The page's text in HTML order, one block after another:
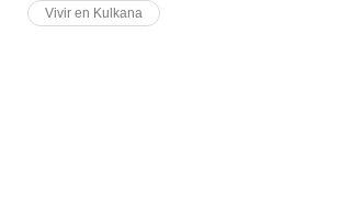
Vivir en Kulkana